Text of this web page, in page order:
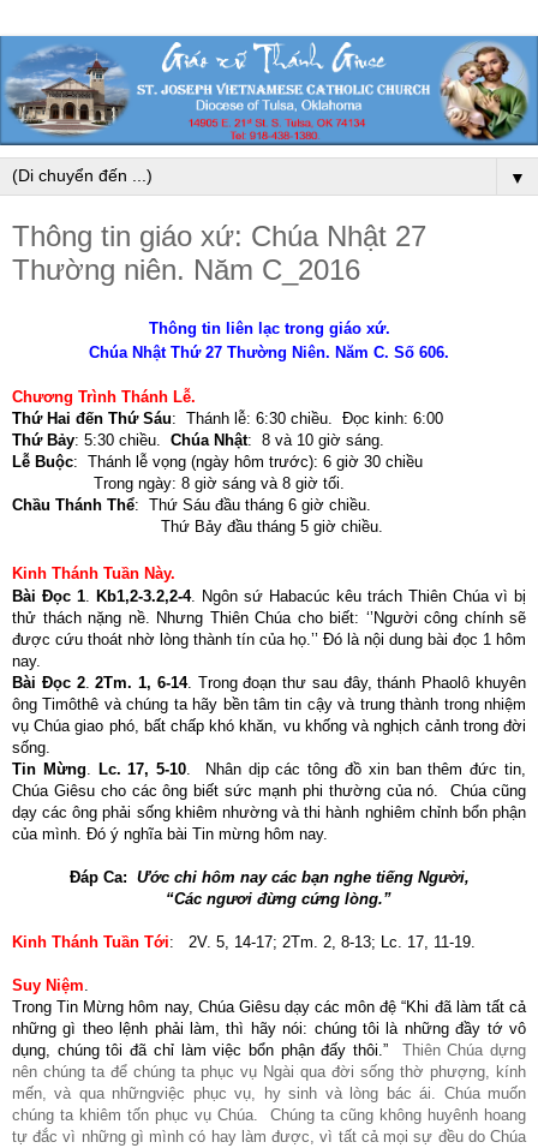
▼
Thông tin giáo xứ: Chúa Nhật 27
Thường niên. Năm C_2016
Thông tin liên lạc trong giáo xứ.
Chúa Nhật Thứ 27 Thường Niên. Năm C. Số 606.
Chương Trình Thánh Lễ.
Thứ Hai đến Thứ Sáu: Thánh lễ: 6:30 chiều. Đọc kinh: 6:00
Thứ Bảy: 5:30 chiều. Chúa Nhật: 8 và 10 giờ sáng.
Lễ Buộc: Thánh lễ vọng (ngày hôm trước): 6 giờ 30 chiều
Trong ngày: 8 giờ sáng và 8 giờ tối.
Chầu Thánh Thể: Thứ Sáu đầu tháng 6 giờ chiều.
Thứ Bảy đầu tháng 5 giờ chiều.
Kinh Thánh Tuần Này.
Bài Đọc 1. Kb1,2-3.2,2-4. Ngôn sứ Habacúc kêu trách Thiên Chúa vì bị
thử thách nặng nề. Nhưng Thiên Chúa cho biết: ‘’Người công chính sẽ
được cứu thoát nhờ lòng thành tín của họ.’’ Đó là nội dung bài đọc 1 hôm
nay.
Bài Đọc 2.2Tm. 1, 6-14. Trong đoạn thư sau đây, thánh Phaolô khuyên
ông Timôthê và chúng ta hãy bền tâm tin cậy và trung thành trong nhiệm
vụ Chúa giao phó, bất chấp khó khăn, vu khống và nghịch cảnh trong đời
sống.
Tin Mừng. Lc. 17, 5-10. Nhân dịp các tông đồ xin ban thêm đức tin,
Chúa Giêsu cho các ông biết sức mạnh phi thường của nó. Chúa cũng
dạy các ông phải sống khiêm nhường và thi hành nghiêm chỉnh bổn phận
của mình. Đó ý nghĩa bài Tin mừng hôm nay.
Đáp Ca: Ước chi hôm nay các bạn nghe tiếng Người,
“Các ngươi đừng cứng lòng.”
Kinh Thánh Tuần Tới: 2V. 5, 14-17; 2Tm. 2, 8-13; Lc. 17, 11-19.
Suy Niệm.
Trong Tin Mừng hôm nay, Chúa Giêsu dạy các môn đệ “Khi đã làm tất cả
những gì theo lệnh phải làm, thì hãy nói: chúng tôi là những đầy tớ vô
dụng, chúng tôi đã chỉ làm việc bổn phận đấy thôi.” Thiên Chúa dựng
nên chúng ta để chúng ta phục vụ Ngài qua đời sống thờ phượng, kính
mến, và qua nhữngviệc phục vụ, hy sinh và lòng bác ái. Chúa muốn
chúng ta khiêm tốn phục vụ Chúa. Chúng ta cũng không huyênh hoang
tự đắc vì những gì mình có hay làm được, vì tất cả mọi sự đều do Chúa